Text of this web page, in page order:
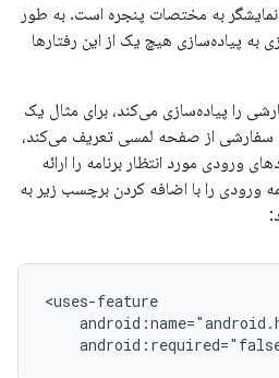
به مختصات پنجره است. به طور
به پیاده‌سازی هیچ یک از این رفتارها
را پیاده‌سازی می‌کند، برای مثال یک
سفارشی از صفحه لمسی تعریف می‌کند،
ورودی مورد انتظار برنامه را ارائه
ورودی را با اضافه کردن برچسب زیر به